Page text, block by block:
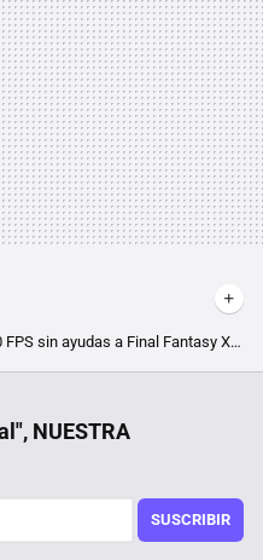
Ni una RTX 4090 le garantiza los 60 FPS sin ayudas a Final Fantasy XVI en PC. Si buscas jugar a 4K, estarás obligado a utilizar DLSS
Tras jugar 400 horas a The Witcher 3 descubren un nuevo NPC, y su quest en el RPG viene con moraleja acerca de mentir un pelín retorcida
NUESTRA
SUSCRIBIR